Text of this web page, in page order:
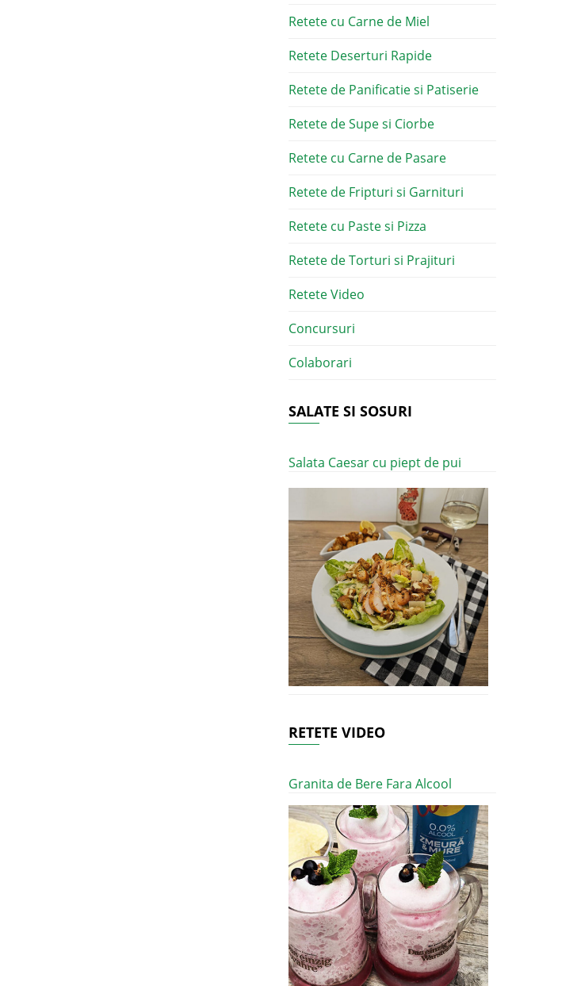
Retete cu Carne de Miel
Retete Deserturi Rapide
Retete de Panificatie si Patiserie
Retete de Supe si Ciorbe
Retete cu Carne de Pasare
Retete de Fripturi si Garnituri
Retete cu Paste si Pizza
Retete de Torturi si Prajituri
Retete Video
Concursuri
Colaborari
SALATE SI SOSURI
Salata Caesar cu piept de pui
RETETE VIDEO
Granita de Bere Fara Alcool